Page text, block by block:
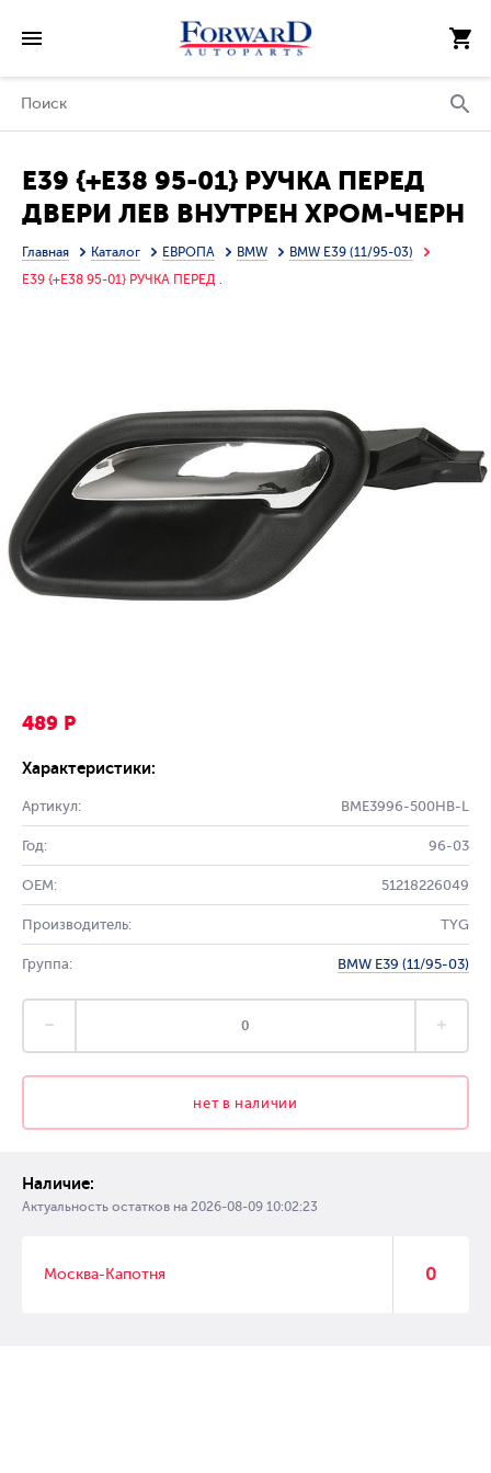
E39 {+E38 95-01} РУЧКА ПЕРЕД
ДВЕРИ ЛЕВ ВНУТРЕН ХРОМ-ЧЕРН
(ТАЙВАНЬ)
Главная Каталог ЕВРОПА BMW
BMW E39 (11/95-03)
E39 {+E38 95-01} РУЧКА ПЕРЕД .
489 Р
Характеристики:
Артикул: BME3996-500HB-L
Год: 96-03
OEM: 51218226049
Производитель: TYG
Группа: BMW E39 (11/95-03)
нет в наличии
Наличие:
Актуальность остатков на 2026-08-09 10:02:23
Москва-Капотня 0